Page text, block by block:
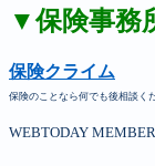
▼保険事務
保険クライム
保険のことなら何でも後相談く
WEBTODAY